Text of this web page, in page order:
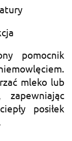
pomocnik
mleko lub
posiłek